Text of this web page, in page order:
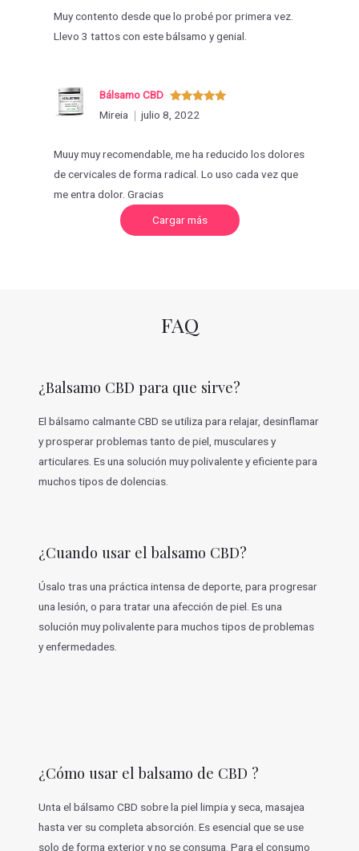
Muy contento desde que lo probé por primera vez.
Llevo 3 tattos con este bálsamo y genial.
Valorado
con5de 5
Bálsamo CBD
Mireia
julio 8, 2022
Muuy muy recomendable, me ha reducido los dolores
de cervicales de forma radical. Lo uso cada vez que
me entra dolor. Gracias
Cargar másC
r
i
o
e
s
FAQ
¿Balsamo CBD para que sirve?
El bálsamo calmante CBD se utiliza para relajar, desinflamar
y prosperar problemas tanto de piel, musculares y
articulares. Es una solución muy polivalente y eficiente para
muchos tipos de dolencias.
¿Cuando usar el balsamo CBD?
Úsalo tras una práctica intensa de deporte, para progresar
una lesión, o para tratar una afección de piel. Es una
solución muy polivalente para muchos tipos de problemas
y enfermedades.
¿Cómo usar el balsamo de CBD ?
Unta el bálsamo CBD sobre la piel limpia y seca, masajea
hasta ver su completa absorción. Es esencial que se use
solo de forma exterior y no se consuma. Para el consumo